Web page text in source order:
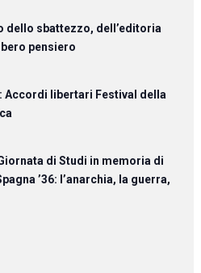
dello sbattezzo, dell’editoria
pensiero
Accordi libertari Festival della
Giornata di Studi in memoria di
’36: l’anarchia, la guerra,